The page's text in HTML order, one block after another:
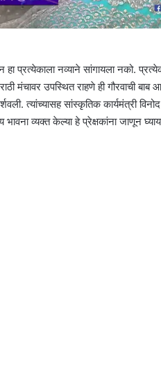
प्रत्येकाला नव्याने सांगायला नको.
उपस्थित राहणे ही गौरवाची बाब
त्यांच्यासह सांस्कृतिक कार्यमंत्री
भावना व्यक्त केल्या हे प्रेक्षकांना जाणून